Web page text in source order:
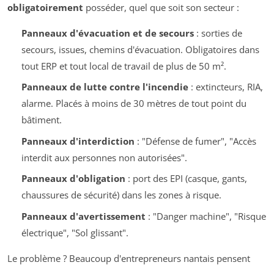
obligatoirement posséder, quel que soit son secteur :
Panneaux d'évacuation et de secours: sorties de
secours, issues, chemins d'évacuation. Obligatoires dans
tout ERP et tout local de travail de plus de 50 m².
Panneaux de lutte contre l'incendie: extincteurs, RIA,
alarme. Placés à moins de 30 mètres de tout point du
bâtiment.
Panneaux d'interdiction : "Défense de fumer", "Accès
interdit aux personnes non autorisées".
Panneaux d'obligation : port des EPI (casque, gants,
chaussures de sécurité) dans les zones à risque.
Panneaux d'avertissement : "Danger machine", "Risque
électrique", "Sol glissant".
Le problème ? Beaucoup d'entrepreneurs nantais pensent